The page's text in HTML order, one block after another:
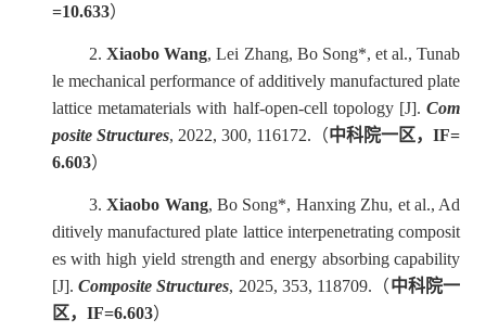
=10.633）
2.Xiaobo Wang, Lei Zhang, Bo Song*, et al., Tunab
le mechanical performance of additively manufactured plate
lattice metamaterials with half-open-cell topology [J].Com
posite Structures, 2022, 300, 116172. （中科院一区，IF=
6.603）
3.Xiaobo Wang, Bo Song*, HanxingZhu, et al., Ad
ditively manufactured plate lattice interpenetrating composit
es with high yield strength and energy absorbing capability
[J]. Composite Structures, 2025, 353, 118709. （中科院一
区， IF=6.603）